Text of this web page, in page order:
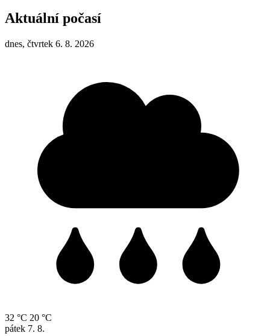
Aktuální počasí
dnes, čtvrtek 6. 8. 2026
32 °C 20 °C
pátek 7. 8.